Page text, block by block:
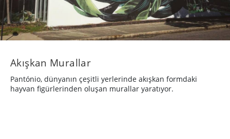
Akışkan Murallar
Pantónio, dünyanın çeşitli yerlerinde akışkan formdaki
hayvan figürlerinden oluşan murallar yaratıyor.